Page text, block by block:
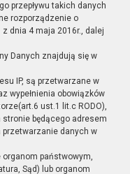
przepływu takich danych
rozporządzenie o
z dnia 4 maja 2016r., dalej
Danych znajdują się w
IP, są przetwarzane w
wypełnienia obowiązków
ust.1 lit.c RODO),
będącego adresem
przetwarzanie danych w
organom państwowym,
Sąd) lub organom